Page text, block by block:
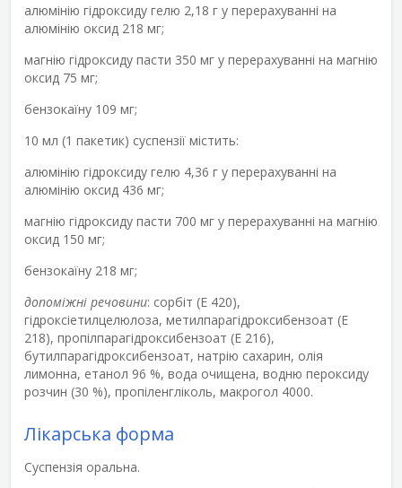
алюмінію гідроксиду гелю 2,18 г у перерахуванні на
алюмінію оксид 218 мг;
магнію гідроксиду пасти 350 мг у перерахуванні на магнію
оксид 75 мг;
бензокаїну 109 мг;
10 мл (1 пакетик) суспензії містить:
алюмінію гідроксиду гелю 4,36 г у перерахуванні на
алюмінію оксид 436 мг;
магнію гідроксиду пасти 700 мг у перерахуванні на магнію
оксид 150 мг;
бензокаїну 218 мг;
допоміжні речовини: сорбіт (Е 420),
гідроксіетилцелюлоза, метилпарагідроксибензоат (Е
218), пропілпарагідроксибензоат (Е 216),
бутилпарагідроксибензоат, натрію сахарин, олія
лимонна, етанол 96 %, вода очищена, водню пероксиду
розчин (30 %), пропіленгліколь, макрогол 4000.
Лікарська форма
Суспензія оральна.